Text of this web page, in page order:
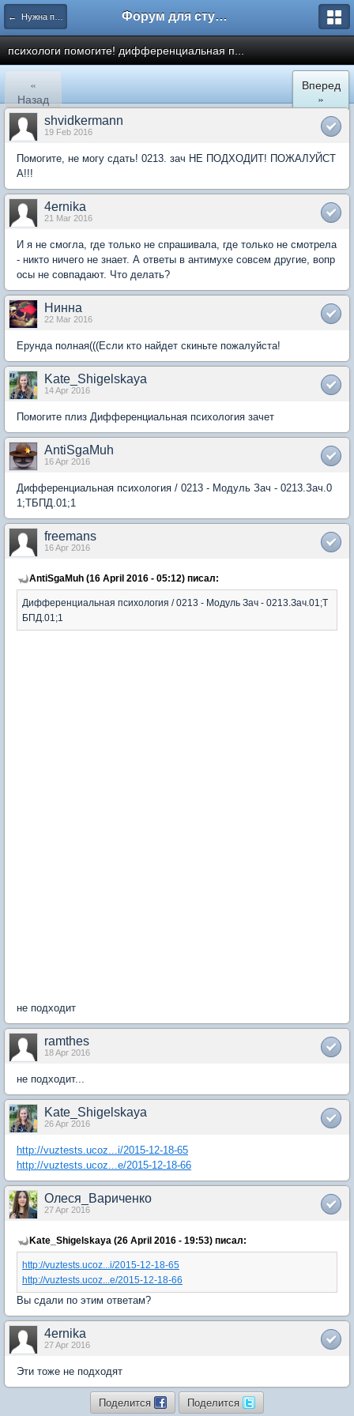
← Нужна помощь Форум для студента СГА
психологи помогите! дифференциальная п...
«
Назад
Вперед
»
shvidkermann
19 Feb 2016
Помогите, не могу сдать! 0213. зач НЕ ПОДХОДИТ! ПОЖАЛУЙСТ
А!!!
4ernika
21 Mar 2016
И я не смогла, где только не спрашивала, где только не смотрела
- никто ничего не знает. А ответы в антимухе совсем другие, вопр
осы не совпадают. Что делать?
Нинна
22 Mar 2016
Ерунда полная(((Если кто найдет скиньте пожалуйста!
Kate_Shigelskaya
14 Apr 2016
Помогите плиз Дифференциальная психология зачет
AntiSgaMuh
16 Apr 2016
Дифференциальная психология / 0213 - Модуль Зач - 0213.Зач.0
1;ТБПД.01;1
freemans
16 Apr 2016
AntiSgaMuh (16 April 2016 - 05:12) писал:
Дифференциальная психология / 0213 - Модуль Зач - 0213.Зач.01;Т
БПД.01;1
не подходит
ramthes
18 Apr 2016
не подходит...
Kate_Shigelskaya
26 Apr 2016
http://vuztests.ucoz...i/2015-12-18-65
http://vuztests.ucoz...e/2015-12-18-66
Олеся_Вариченко
27 Apr 2016
Kate_Shigelskaya (26 April 2016 - 19:53) писал:
http://vuztests.ucoz...i/2015-12-18-65
http://vuztests.ucoz...e/2015-12-18-66
Вы сдали по этим ответам?
4ernika
27 Apr 2016
Эти тоже не подходят
Поделится Поделится